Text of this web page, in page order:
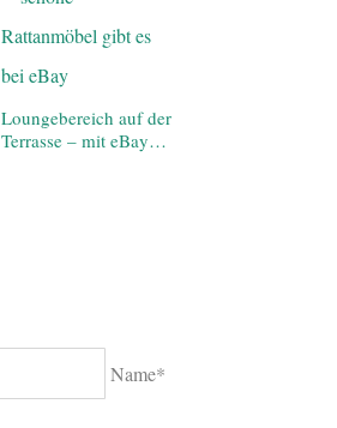
Loungebereich auf der
Terrasse – mit eBay…
Name*